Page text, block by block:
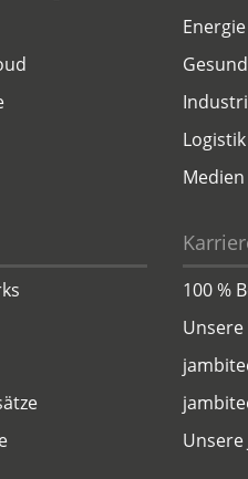
Energie
Logistik
Medien
100 %
Unsere